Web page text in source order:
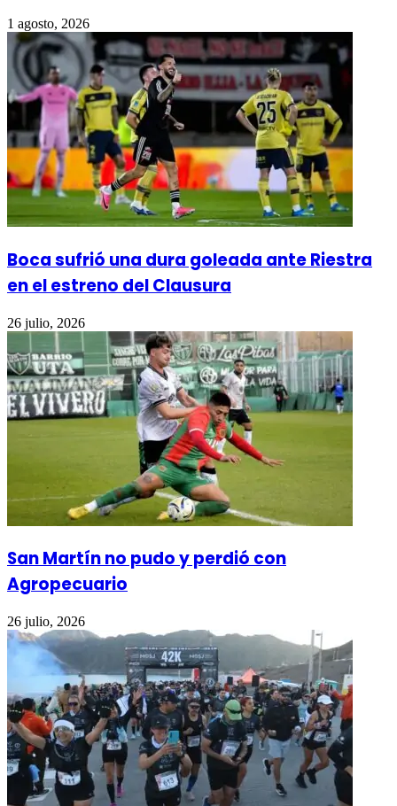
1 agosto, 2026
Boca sufrió una dura goleada ante Riestra
en el estreno del Clausura
26 julio, 2026
San Martín no pudo y perdió con
Agropecuario
26 julio, 2026